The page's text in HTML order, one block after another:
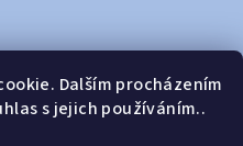
Dalším procházením
s jejich používáním..